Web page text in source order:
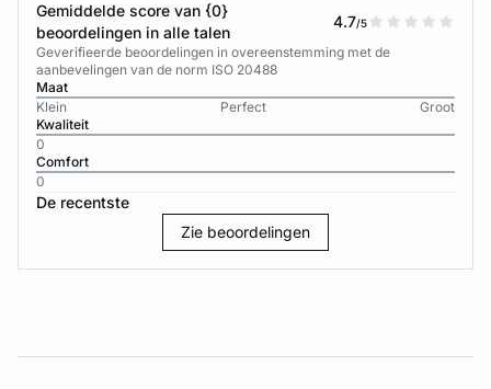
Gemiddelde score van {0}
beoordelingen in alle talen
4.7/5
Geverifieerde beoordelingen in overeenstemming met de
aanbevelingen van de norm ISO 20488
Maat
Klein
Perfect
Groot
Kwaliteit
0
Comfort
0
De recentste
Zie beoordelingen